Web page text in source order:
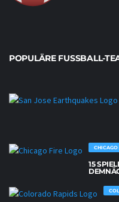
POPULÄRE FUSSBALL-
CHICAGO
15